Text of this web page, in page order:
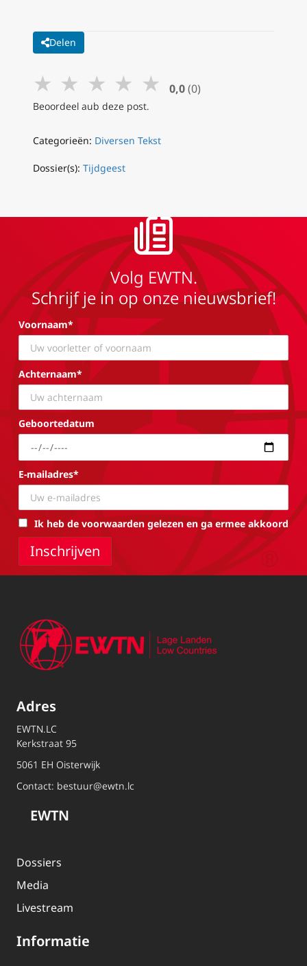
Delen
★ ★ ★ ★ ★ 0,0 (0)
Beoordeel aub deze post.
Categorieën: Diversen Tekst
Dossier(s): Tijdgeest
Volg EWTN.
Schrijf je in op onze nieuwsbrief!
Voornaam*
Achternaam*
Geboortedatum
E-mailadres*
Ik heb de voorwaarden gelezen en ga ermee akkoord
Adres
EWTN.LC
Kerkstraat 95
5061 EH Oisterwijk
Contact: bestuur@ewtn.lc
EWTN
Dossiers
Media
Livestream
Informatie